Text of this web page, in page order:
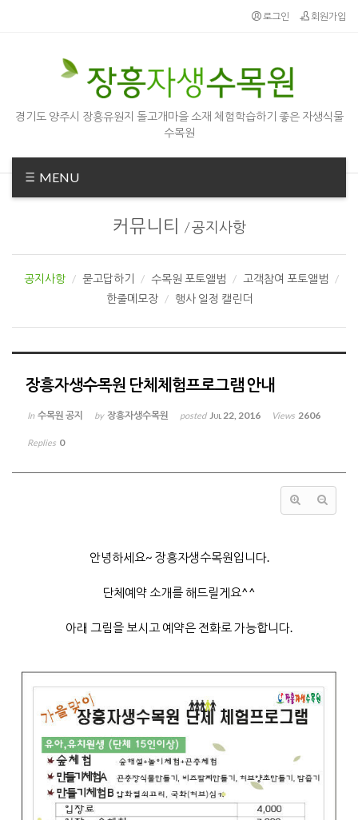
로그인 회원가입
경기도 양주시 장흥유원지 돌고개마을 소재 체험학습하기 좋은 자생식물
수목원
MENU
커뮤니티 /공지사항
공지사항 묻고답하기 수목원 포토앨범
고객참여 포토앨범
한줄메모장
행사 일정 캘린더
장흥자생수목원 단체체험프로그램 안내
In 수목원 공지 by 장흥자생수목원 posted Jul 22, 2016 Views 2606
Replies 0
안녕하세요~ 장흥자생수목원입니다.
단체예약 소개를 해드릴게요^^
아래 그림을 보시고 예약은 전화로 가능합니다.